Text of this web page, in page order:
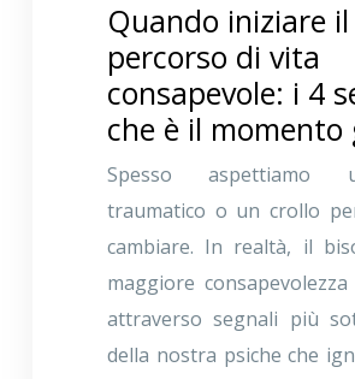
Quando iniziare
percorso di vita
consapevole: i 4
che è il momento
Spesso aspettiamo
traumatico o un crollo
cambiare. In realtà, il
maggiore
attraverso segnali più
della nostra psiche che